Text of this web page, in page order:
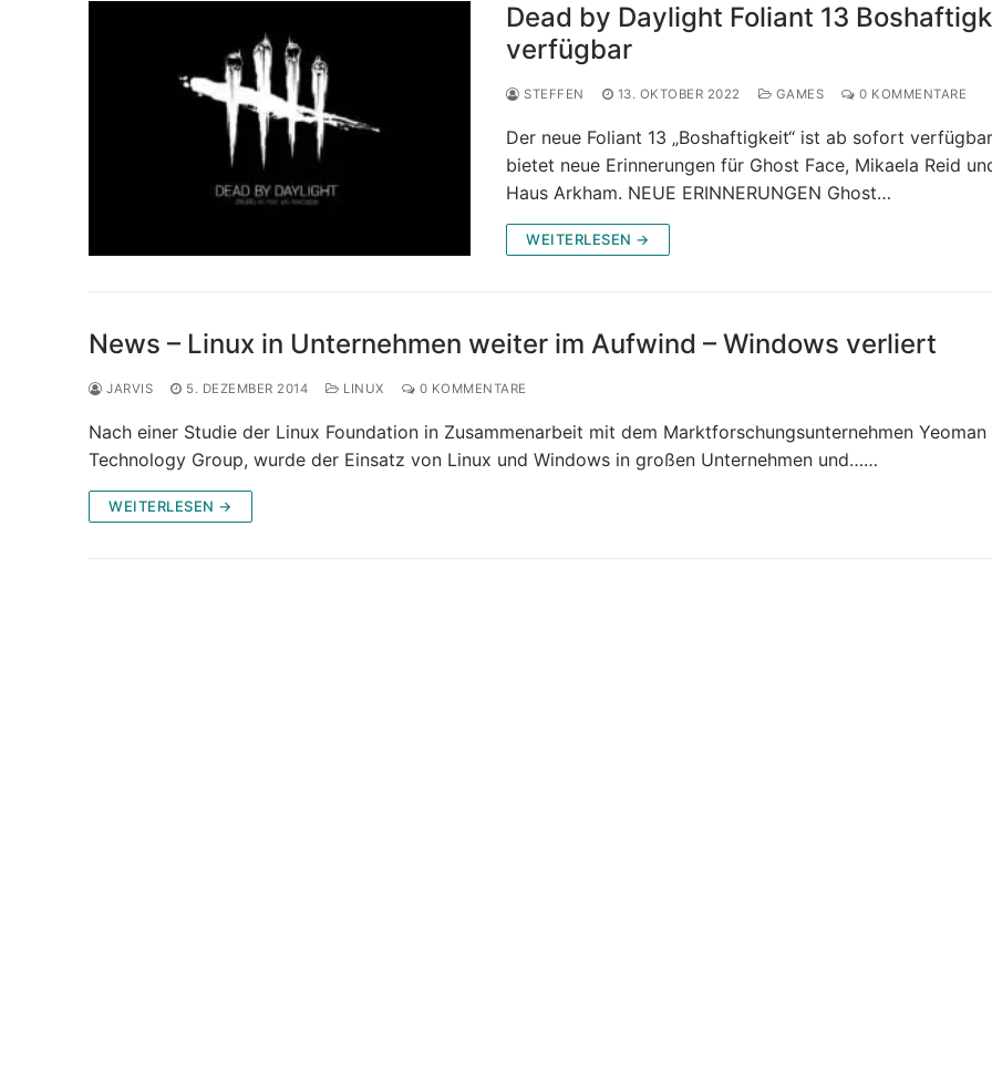
Dead by Daylight Foliant 13
verfügbar
STEFFEN 13. OKTOBER 2022 GAMES 0 KOMMENTARE
Der neue Foliant 13 „Boshaftigkeit“ ist ab sofort
bietet neue Erinnerungen für Ghost Face, Mikaela Reid
Haus Arkham. NEUE ERINNERUNGEN Ghost…
WEITERLESEN →
News – Linux in Unternehmen weiter im Aufwind – Windows verliert
JARVIS 5. DEZEMBER 2014 LINUX 0 KOMMENTARE
Nach einer Studie der Linux Foundation in Zusammenarbeit mit dem Marktforschungsunternehmen Yeoman
Technology Group, wurde der Einsatz von Linux und Windows in großen Unternehmen und……
WEITERLESEN →